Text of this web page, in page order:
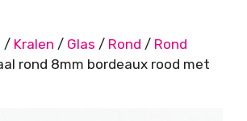
/ Kralen / Glas / Rond / Rond
rond 8mm bordeaux rood met